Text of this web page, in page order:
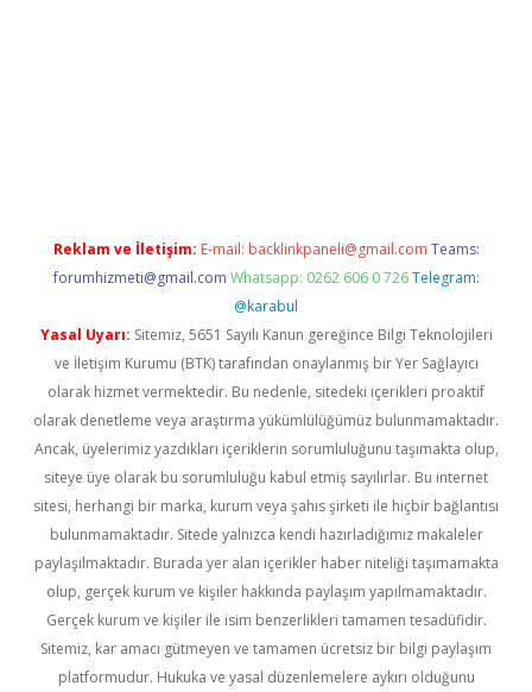
Reklam ve İletişim: E-mail: backlinkpaneli@gmail.com Teams:
forumhizmeti@gmail.com Whatsapp: 0262 606 0 726 Telegram:
@karabul
Yasal Uyarı: Sitemiz, 5651 Sayılı Kanun gereğince Bilgi Teknolojileri
ve İletişim Kurumu (BTK) tarafından onaylanmış bir Yer Sağlayıcı
olarak hizmet vermektedir. Bu nedenle, sitedeki içerikleri proaktif
olarak denetleme veya araştırma yükümlülüğümüz bulunmamaktadır.
Ancak, üyelerimiz yazdıkları içeriklerin sorumluluğunu taşımakta olup,
siteye üye olarak bu sorumluluğu kabul etmiş sayılırlar. Bu internet
sitesi, herhangi bir marka, kurum veya şahıs şirketi ile hiçbir bağlantısı
bulunmamaktadır. Sitede yalnızca kendi hazırladığımız makaleler
paylaşılmaktadır. Burada yer alan içerikler haber niteliği taşımamakta
olup, gerçek kurum ve kişiler hakkında paylaşım yapılmamaktadır.
Gerçek kurum ve kişiler ile isim benzerlikleri tamamen tesadüfidir.
Sitemiz, kar amacı gütmeyen ve tamamen ücretsiz bir bilgi paylaşım
platformudur. Hukuka ve yasal düzenlemelere aykırı olduğunu